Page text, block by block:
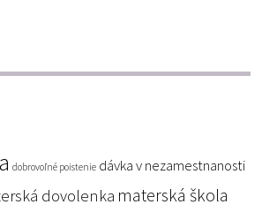
dobrovoľné poistenie dávka v nezamestnanosti
dovolenka materská škola